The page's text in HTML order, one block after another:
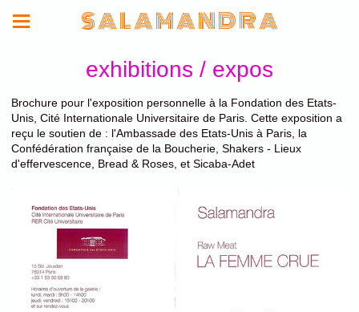
S A L A M A N D R A
exhibitions / expos
Brochure pour l'exposition personnelle à la Fondation des Etats-
Unis, Cité Internationale Universitaire de Paris. Cette exposition a
reçu le soutien de : l'Ambassade des Etats-Unis à Paris, la
Confédération française de la Boucherie, Shakers - Lieux
d'effervescence, Bread & Roses, et Sicaba-Adet